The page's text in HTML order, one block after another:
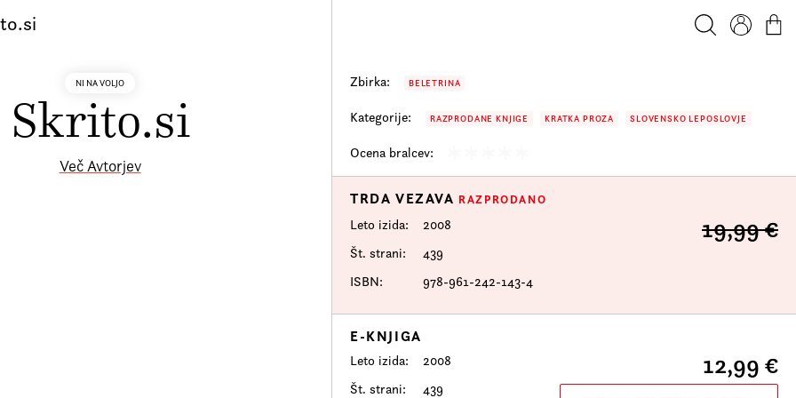
NI NA VOLJO
Skrito.si
Več Avtorjev
Zbirka: BELETRINA
Kategorije: RAZPRODANE KNJIGE KRATKA PROZA SLOVENSKO LEPOSLOVJE
Ocena bralcev:
TRDA VEZAVA RAZPRODANO
Leto izida
2008
Št. strani
439
ISBN
978-961-242-143-4
19,99 €
E-KNJIGA
Leto izida
2008
Št. strani
439
12,99 €